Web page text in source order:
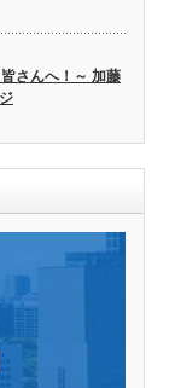
さんへ！～ 加藤